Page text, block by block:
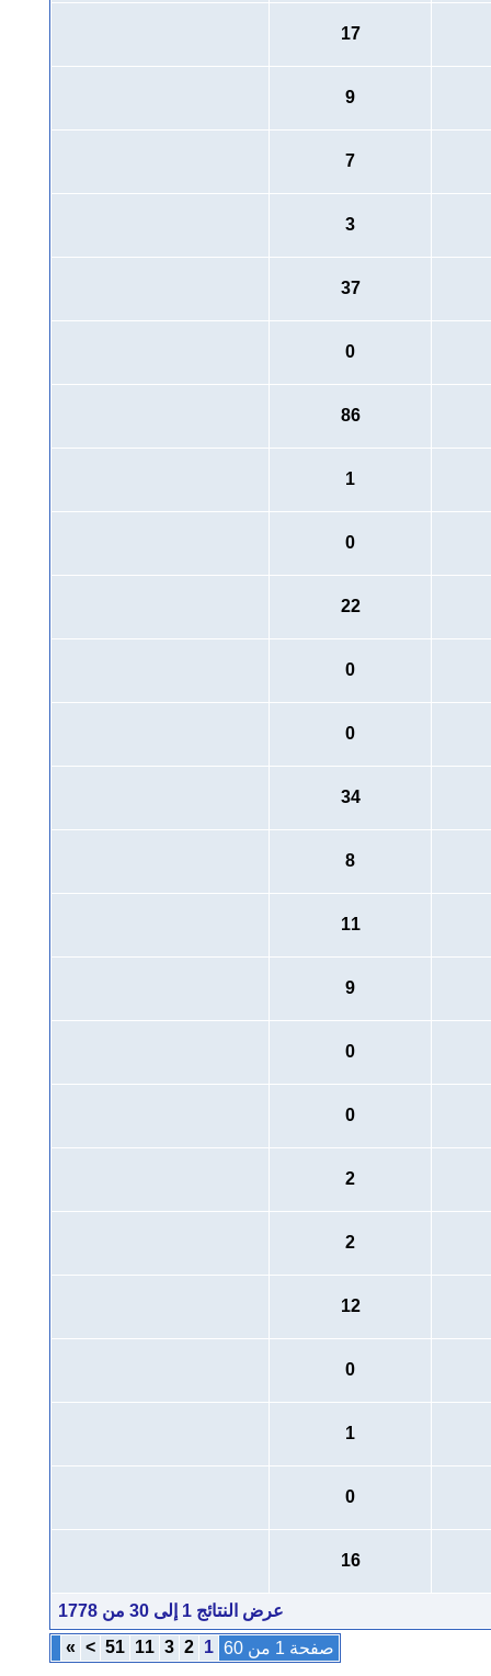
17
9
7
3
37
0
86
1
0
22
0
0
34
8
11
9
0
0
2
2
12
0
1
0
16
عرض النتائج 1 إلى 30 من 1778
صفحة 1 من 60
1
2
3
11
51
>
»